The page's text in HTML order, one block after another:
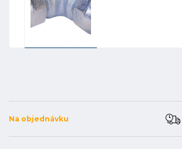
Na objednávku